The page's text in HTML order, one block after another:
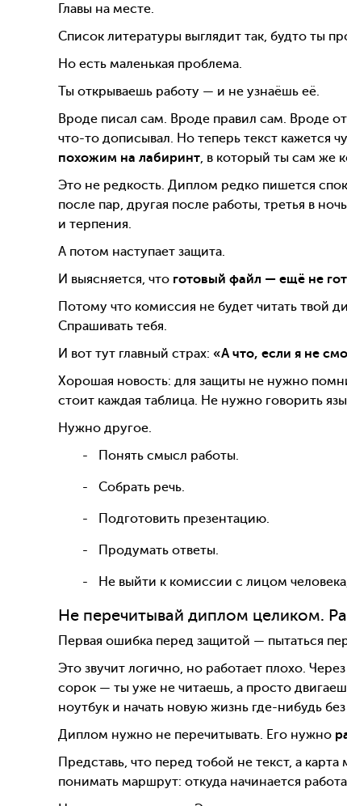
Главы на месте.
Список литературы выглядит так, будто ты
Но есть маленькая проблема.
Ты открываешь работу — и не узнаёшь её.
Вроде писал сам. Вроде правил сам. Вроде
что-то дописывал. Но теперь текст кажется
похожим на лабиринт , в который ты сам же
Это не редкость. Диплом редко пишется
после пар, другая после работы, третья в
и терпения.
А потом наступает защита.
И выясняется, что готовый файл — ещё не
Потому что комиссия не будет читать твой
Спрашивать тебя.
И вот тут главный страх: «А что, если я не
Хорошая новость: для защиты не нужно
стоит каждая таблица. Не нужно говорить
Нужно другое.
Понять смысл работы.
Собрать речь.
Подготовить презентацию.
Продумать ответы.
Не выйти к комиссии с лицом
Не перечитывай диплом целиком.
Первая ошибка перед защитой — пытаться
Это звучит логично, но работает плохо.
сорок — ты уже не читаешь, а просто
ноутбук и начать новую жизнь где-нибудь
Диплом нужно не перечитывать. Его нужно
Представь, что перед тобой не текст, а
понимать маршрут: откуда начинается